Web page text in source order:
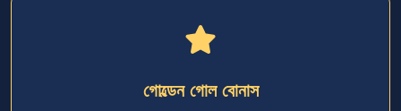
গোল্ডেন গোল বোনাস